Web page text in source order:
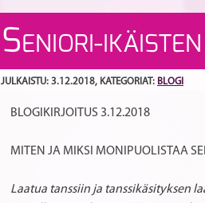
SENIORI-
JULKAISTU: 3.12.2018, KATEGORIAT: BLOGI
BLOGIKIRJOITUS 3.12.2018
MITEN JA MIKSI MONIPUOLISTAA
Laatua tanssiin ja tanssikäsityksen